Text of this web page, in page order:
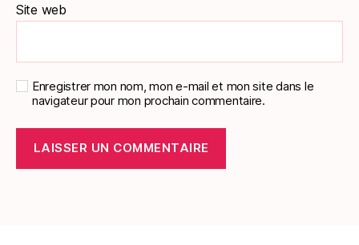
Site web
Enregistrer mon nom, mon e-mail et mon site dans le
navigateur pour mon prochain commentaire.